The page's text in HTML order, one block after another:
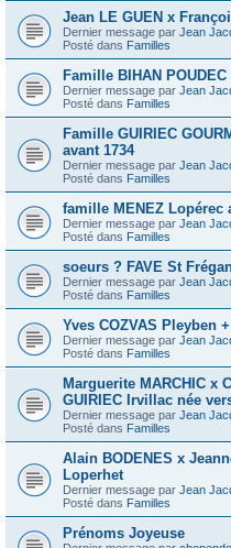
Jean LE GUEN x
Dernier message par Jean
Posté dans Familles
Famille BIHAN
Dernier message par Jean
Posté dans Familles
Famille GUIRIEC
avant 1734
Dernier message par Jean
Posté dans Familles
famille MENEZ Lopérec
Dernier message par Jean
Posté dans Familles
soeurs ? FAVE St
Dernier message par Jean
Posté dans Familles
Yves COZVAS Pleyben
Dernier message par Jean
Posté dans Familles
Marguerite MARCHIC x
GUIRIEC Irvillac née
Dernier message par Jean
Posté dans Familles
Alain BODENES x
Loperhet
Dernier message par Jean
Posté dans Familles
Prénoms Joyeuse